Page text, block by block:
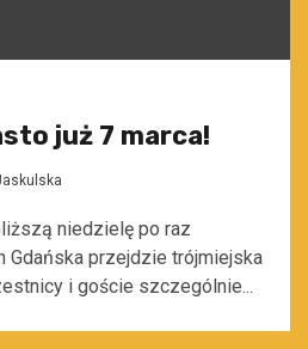
już 7 marca!
niedzielę po raz
Gdańska przejdzie trójmiejska
i goście szczególnie...